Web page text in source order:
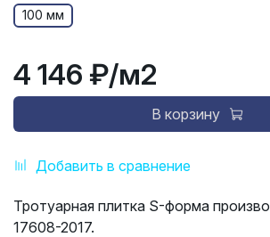
Добавить в сравнение
100 мм
4 146 ₽/м2
В корзину
Тротуарная плитка S-форма
17608-2017.